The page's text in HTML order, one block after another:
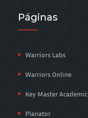
Páginas
Warriors Labs
Warriors Online
Key Master Academic
Planator